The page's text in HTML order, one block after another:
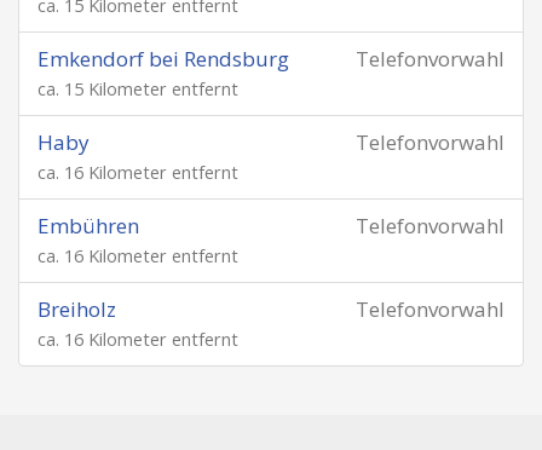
ca. 15 Kilometer entfernt
Telefonvorwahl
Emkendorf bei Rendsburg
ca. 15 Kilometer entfernt
Telefonvorwahl
Haby
ca. 16 Kilometer entfernt
Telefonvorwahl
Embühren
ca. 16 Kilometer entfernt
Telefonvorwahl
Breiholz
ca. 16 Kilometer entfernt